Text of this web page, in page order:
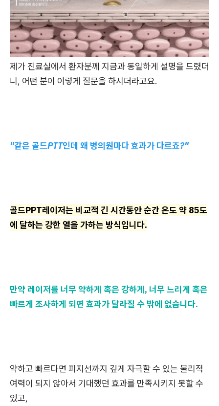
제가 진료실에서 환자분께 지금과 동일하게 설명을 드렸더
니, 어떤 분이 이렇게 질문을 하시더라고요.
"같은 골드PTT인데 왜 병의원마다 효과가 다르죠?"
골드PPT레이저는 비교적 긴 시간동안 순간 온도 약 85도
에 달하는 강한 열을 가하는 방식입니다.
만약 레이저를 너무 약하게 혹은 강하게, 너무 느리게 혹은
빠르게 조사하게 되면 효과가 달라질 수 밖에 없습니다.
약하고 빠르다면 피지선까지 깊게 자극할 수 있는 물리적
여력이 되지 않아서 기대했던 효과를 만족시키지 못할 수
있고,